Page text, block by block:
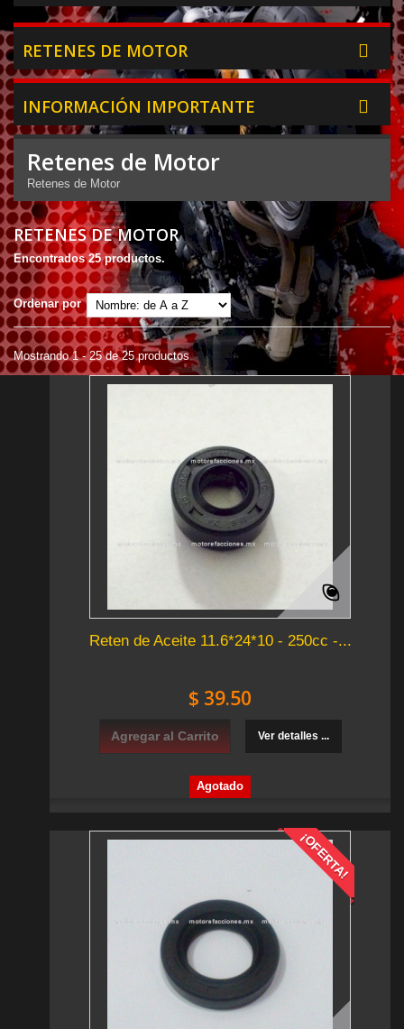
RETENES DE MOTOR
INFORMACIÓN IMPORTANTE
Retenes de Motor
Retenes de Motor
RETENES DE MOTOR
Encontrados 25 productos.
Ordenar por
Mostrando 1 - 25 de 25 productos
Reten de Aceite 11.6*24*10 - 250cc -...
$ 39.50
Agregar al Carrito Ver detalles ...
Agotado
¡OFERTA!